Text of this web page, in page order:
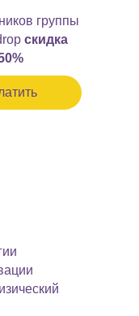
группы
скидка